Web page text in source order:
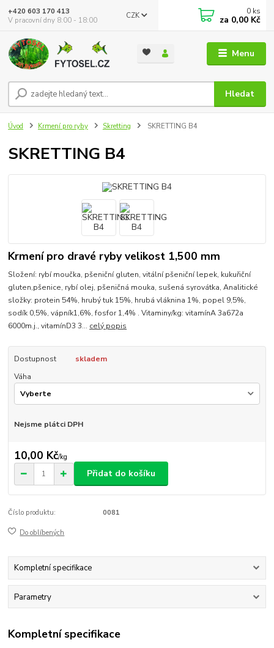
Menu
CZK
Hledat
+420 603 170 413
V pracovní dny 8:00 - 18:00
0 ks
za 0,00 Kč
Úvod Krmení pro ryby Skretting SKRETTING B4
SKRETTING B4
Krmení pro dravé ryby velikost 1,500 mm
Složení: rybí moučka, pšeniční gluten, vitální pšeniční lepek, kukuřiční
gluten,pšenice, rybí olej, pšeničná mouka, sušená syrovátka, Analitické
složky: protein 54%, hrubý tuk 15%, hrubá vláknina 1%, popel 9,5%,
sodík 0,5%, vápník1,6%, fosfor 1,4% . Vitaminy/kg: vitamínA 3a672a
6000m.j., vitamínD3 3... celý popis
Dostupnost
skladem
Váha
Nejsme plátci DPH
10,00 Kč/kg
Přidat do košíku
Číslo produktu: 0081
Do oblíbených
Kompletní specifikace
Parametry
Kompletní specifikace